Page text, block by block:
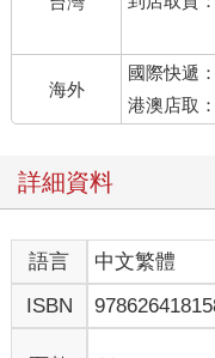
海外
國際快遞
港澳店取：
詳細資料
語言 中文繁體
ISBN